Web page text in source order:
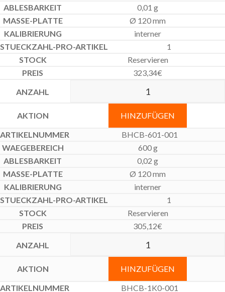
0,01 g
Ø 120 mm
interner
1
Reservieren
323,34€
HINZUFÜGEN
BHCB-601-001
600 g
0,02 g
Ø 120 mm
interner
1
Reservieren
305,12€
HINZUFÜGEN
BHCB-1K0-001